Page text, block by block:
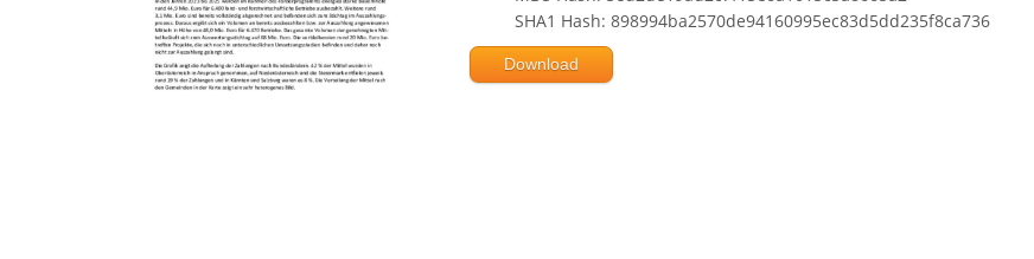
SHA1 Hash: 898994ba2570de94160995ec83d5dd235f8ca736
Download